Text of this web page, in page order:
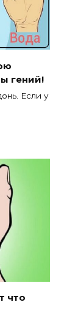
гений!
Если у
что